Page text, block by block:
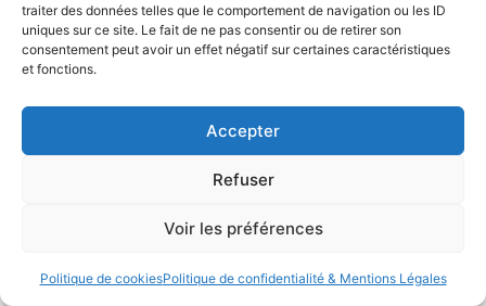
traiter des données telles que le comportement de navigation ou les ID
uniques sur ce site. Le fait de ne pas consentir ou de retirer son
consentement peut avoir un effet négatif sur certaines caractéristiques
et fonctions.
Accepter
Refuser
Voir les préférences
Politique de cookiesPolitique de confidentialité & Mentions Légales